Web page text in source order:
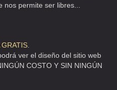
nos permite ser libres...
ver el diseño del sitio web
COSTO Y SIN NINGÚN